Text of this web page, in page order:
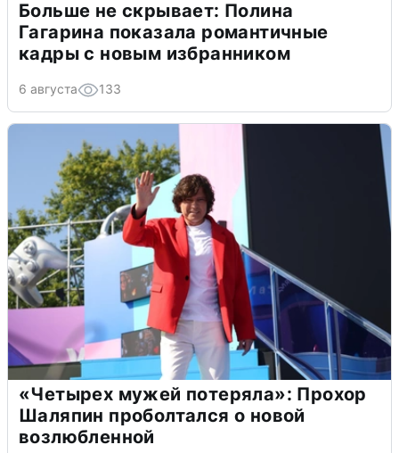
Больше не скрывает: Полина
Гагарина показала романтичные
кадры с новым избранником
6 августа 133
«Четырех мужей потеряла»: Прохор
Шаляпин проболтался о новой
возлюбленной